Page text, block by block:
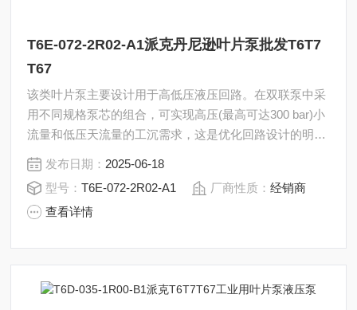
T6E-072-2R02-A1派克丹尼逊叶片泵批发T6T7
T67
该类叶片泵主要设计用于高低压液压回路。在双联泵中采
用不同规格泵芯的组合，可实现高压(最高可达300 bar)小
流量和低压天流量的工沉需求，这是优化回路设计的明智
方法。派克丹尼逊叶片泵批发T6T7T67——T6E-072-
2R02-A1
发布日期： 2025-06-18
型号：T6E-072-2R02-A1 厂商性质：经销商
查看详情